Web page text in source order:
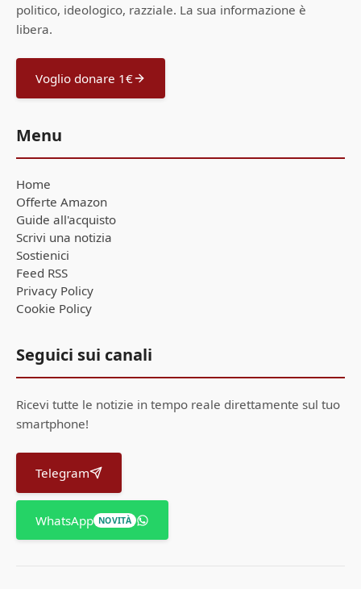
politico, ideologico, razziale. La sua informazione è
libera.
Voglio donare 1€
Menu
Home
Offerte Amazon
Guide all'acquisto
Scrivi una notizia
Sostienici
Feed RSS
Privacy Policy
Cookie Policy
Seguici sui canali
Ricevi tutte le notizie in tempo reale direttamente sul tuo
smartphone!
Telegram
WhatsApp NOVITÀ